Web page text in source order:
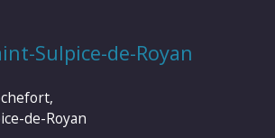
Sulpice-de-Royan
de-Royan